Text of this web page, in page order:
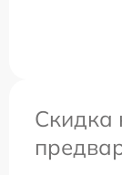
Скидка